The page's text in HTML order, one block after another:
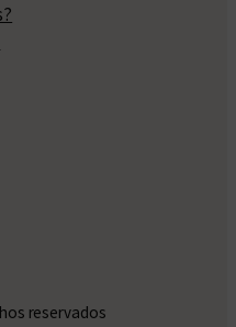
reservados